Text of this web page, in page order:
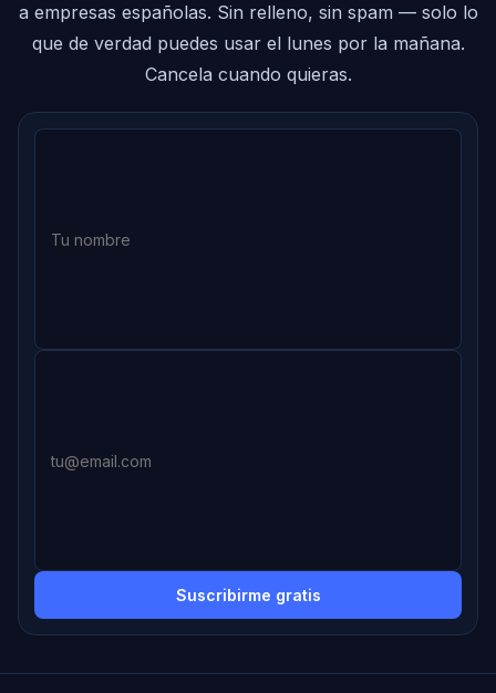
a empresas españolas. Sin relleno, sin spam — solo lo
que de verdad puedes usar el lunes por la mañana.
Cancela cuando quieras.
Suscribirme gratis